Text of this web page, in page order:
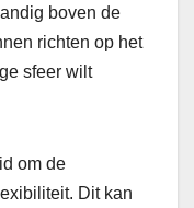
boven de
richten op het
sfeer wilt
om de
Dit kan